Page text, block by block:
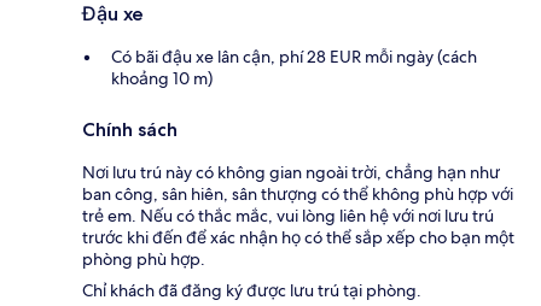
Đậu xe
Có bãi đậu xe lân cận, phí 28 EUR mỗi ngày (cách
khoảng 10 m)
Chính sách
Nơi lưu trú này có không gian ngoài trời, chẳng hạn như
ban công, sân hiên, sân thượng có thể không phù hợp với
trẻ em. Nếu có thắc mắc, vui lòng liên hệ với nơi lưu trú
trước khi đến để xác nhận họ có thể sắp xếp cho bạn một
phòng phù hợp.
Chỉ khách đã đăng ký được lưu trú tại phòng.